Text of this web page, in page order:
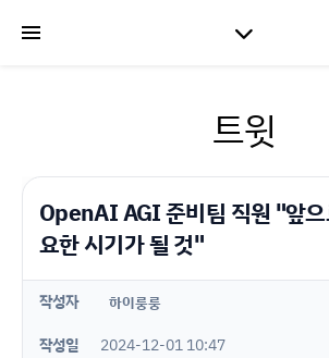
트윗
OpenAI AGI 준비팀 직원 "앞으
요한 시기가 될 것"
작성자 하이룽룽
작성일
2024-12-01 10:47